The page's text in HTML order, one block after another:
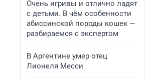
Очень игривы и отлично ладят
с детьми. В чём особенности
абиссинской породы кошек —
разбираемся с экспертом
В Аргентине умер отец
Лионеля Месси